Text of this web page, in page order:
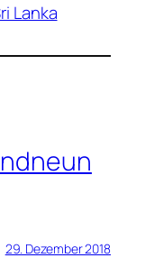
Lanka
29. Dezember 2018